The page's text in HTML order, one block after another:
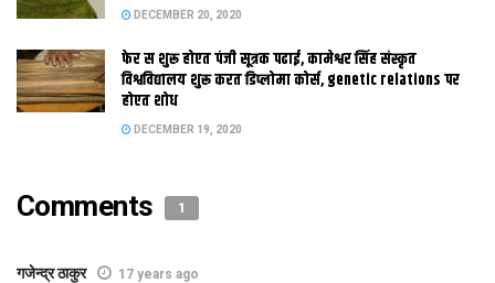
DECEMBER 20, 2020
फेर स शुरू होएत पंजी सूत्रक पढाई, कामेश्वर सिंह संस्कृत
विश्वविद्यालय शुरू करत डिप्लोमा कोर्स, genetic relations पर
होएत शोध
DECEMBER 19, 2020
Comments 1
गजेन्द्र ठाकुर 17 years ago